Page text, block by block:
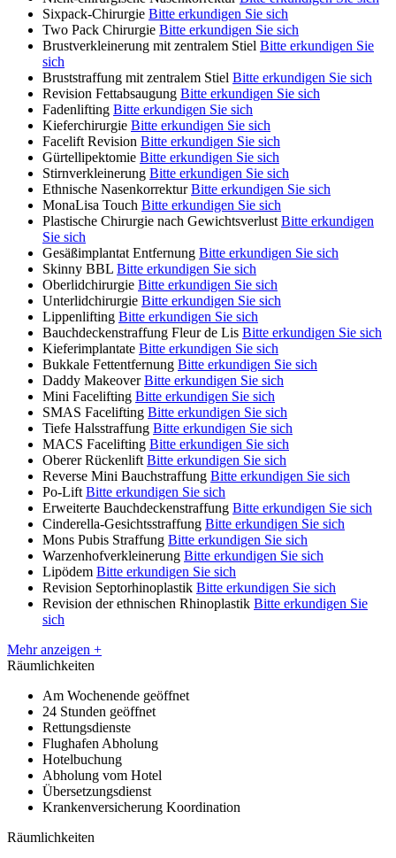
Sixpack-Chirurgie Bitte erkundigen Sie sich
Two Pack Chirurgie Bitte erkundigen Sie sich
Brustverkleinerung mit zentralem Stiel Bitte erkundigen Sie
sich
Bruststraffung mit zentralem Stiel Bitte erkundigen Sie sich
Revision Fettabsaugung Bitte erkundigen Sie sich
Fadenlifting Bitte erkundigen Sie sich
Kieferchirurgie Bitte erkundigen Sie sich
Facelift Revision Bitte erkundigen Sie sich
Gürtellipektomie Bitte erkundigen Sie sich
Stirnverkleinerung Bitte erkundigen Sie sich
Ethnische Nasenkorrektur Bitte erkundigen Sie sich
MonaLisa Touch Bitte erkundigen Sie sich
Plastische Chirurgie nach Gewichtsverlust Bitte erkundigen
Sie sich
Gesäßimplantat Entfernung Bitte erkundigen Sie sich
Skinny BBL Bitte erkundigen Sie sich
Oberlidchirurgie Bitte erkundigen Sie sich
Unterlidchirurgie Bitte erkundigen Sie sich
Lippenlifting Bitte erkundigen Sie sich
Bauchdeckenstraffung Fleur de Lis Bitte erkundigen Sie sich
Kieferimplantate Bitte erkundigen Sie sich
Bukkale Fettentfernung Bitte erkundigen Sie sich
Daddy Makeover Bitte erkundigen Sie sich
Mini Facelifting Bitte erkundigen Sie sich
SMAS Facelifting Bitte erkundigen Sie sich
Tiefe Halsstraffung Bitte erkundigen Sie sich
MACS Facelifting Bitte erkundigen Sie sich
Oberer Rückenlift Bitte erkundigen Sie sich
Reverse Mini Bauchstraffung Bitte erkundigen Sie sich
Po-Lift Bitte erkundigen Sie sich
Erweiterte Bauchdeckenstraffung Bitte erkundigen Sie sich
Cinderella-Gesichtsstraffung Bitte erkundigen Sie sich
Mons Pubis Straffung Bitte erkundigen Sie sich
Warzenhofverkleinerung Bitte erkundigen Sie sich
Lipödem Bitte erkundigen Sie sich
Revision Septorhinoplastik Bitte erkundigen Sie sich
Revision der ethnischen Rhinoplastik Bitte erkundigen Sie
sich
Mehr anzeigen +
Räumlichkeiten
Am Wochenende geöffnet
24 Stunden geöffnet
Rettungsdienste
Flughafen Abholung
Hotelbuchung
Abholung vom Hotel
Übersetzungsdienst
Krankenversicherung Koordination
Räumlichkeiten